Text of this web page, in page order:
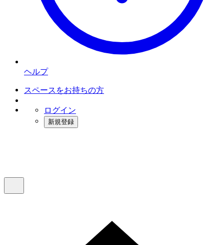
ヘルプ
スペースをお持ちの方
ログイン
新規登録